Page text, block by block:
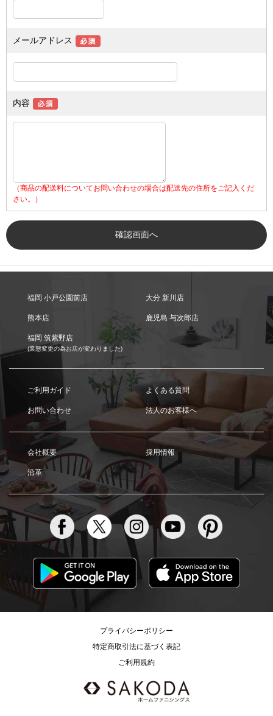
メールアドレス
内容
（商品の配送料についてお問い合わせの場合は配送先の住所をご記入くだ
さい。）
福岡 小戸公園前店 大分 新川店
熊本店 鹿児島 与次郎店
福岡 筑紫野店
(業態変更の為お店が変わりました)
ご利用ガイド よくある質問
お問い合わせ 法人のお客様へ
会社概要 採用情報
沿革
プライバシーポリシー
特定商取引法に基づく表記
ご利用規約